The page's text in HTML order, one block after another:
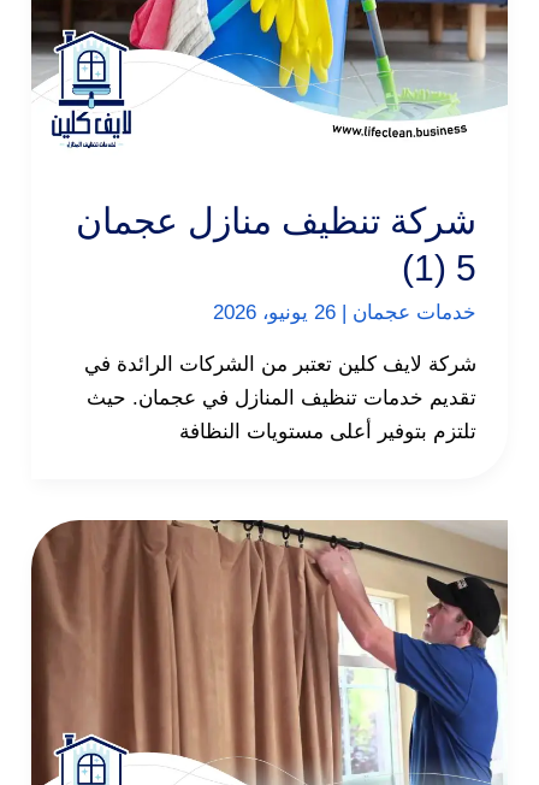
شركة تنظيف منازل عجمان
5 (1)
خدمات عجمان | 26 يونيو، 2026
شركة لايف كلين تعتبر من الشركات الرائدة في
تقديم خدمات تنظيف المنازل في عجمان. حيث
تلتزم بتوفير أعلى مستويات النظافة